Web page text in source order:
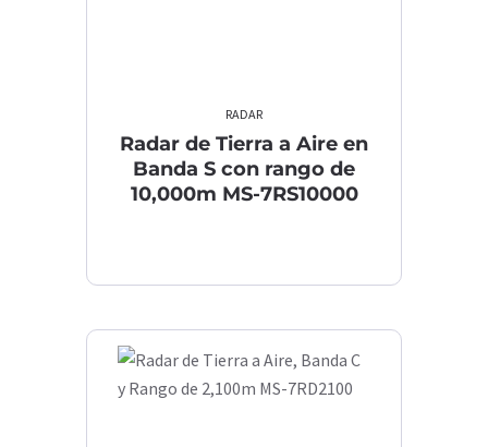
RADAR
Radar de Tierra a Aire en
Banda S con rango de
10,000m MS-7RS10000